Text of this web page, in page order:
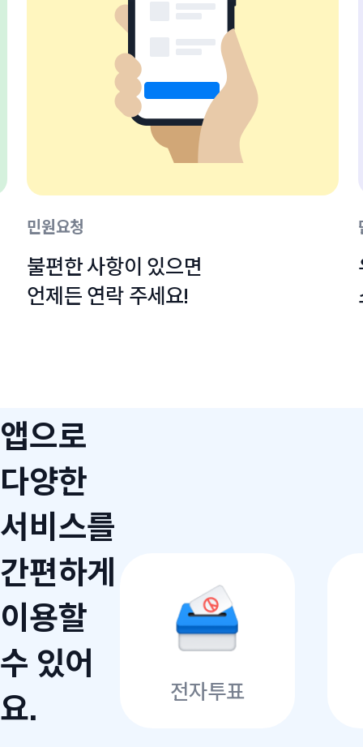
민원요청
불편한 사항이 있으면
언제든 연락 주세요!
앱으로
다양한
서비스를
간편하게
이용할
수 있어
요.
전자투표